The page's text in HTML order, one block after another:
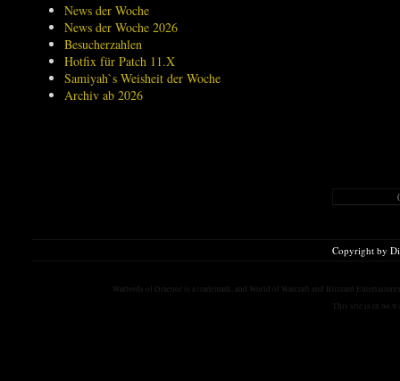
News der Woche
News der Woche 2026
Besucherzahlen
Hotfix für Patch 11.X
Samiyah`s Weisheit der Woche
Archiv ab 2026
Copyright by
Warlords of Draenor is a trademark, and World of Warcraft and Blizzard
This site is in no